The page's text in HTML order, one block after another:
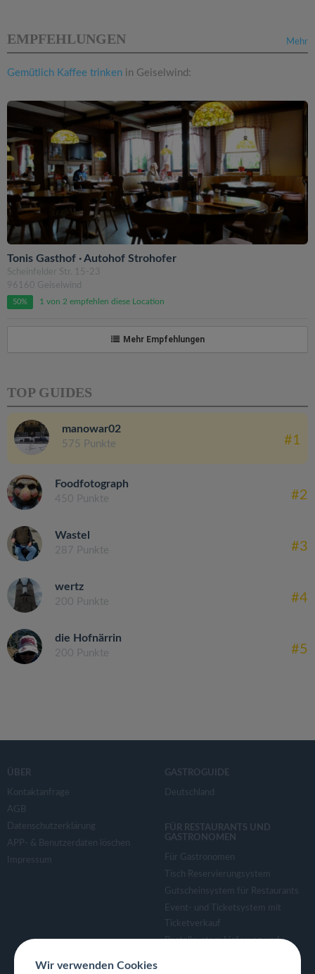
Mehr
EMPFEHLUNGEN
Gemütlich Kaffee trinken in Geiselwind:
Tonis Gasthof · Autohof Strohofer
Scheinfelder Str. 15-23
96160 Geiselwind
50% 1 von 2 empfehlen diese Location
Mehr Empfehlungen
TOP GUIDES
manowar02
575 Punkte #1
Foodfotograph
450 Punkte #2
Wastel
287 Punkte #3
wertz
200 Punkte #4
die Hofnärrin
200 Punkte #5
ÜBER
Kontaktanfrage
AGB
Datenschutzerklärung
APP- & Benutzerdaten löschen
Impressum
GASTROGUIDE
Deutschland
FÜR RESTAURANTS UND
GASTRONOMEN
Für Gastronomen
Tisch Reservierungsystem
Gutscheinsystem für Restaurants
Event- und Ticketsystem mit
Ticketverkauf
Bestellsystem Lieferung und
Wir verwenden Cookies